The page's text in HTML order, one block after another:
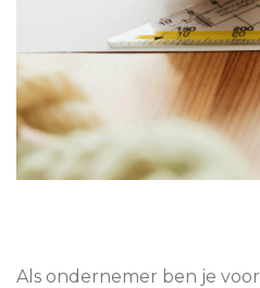
Als ondernemer ben je